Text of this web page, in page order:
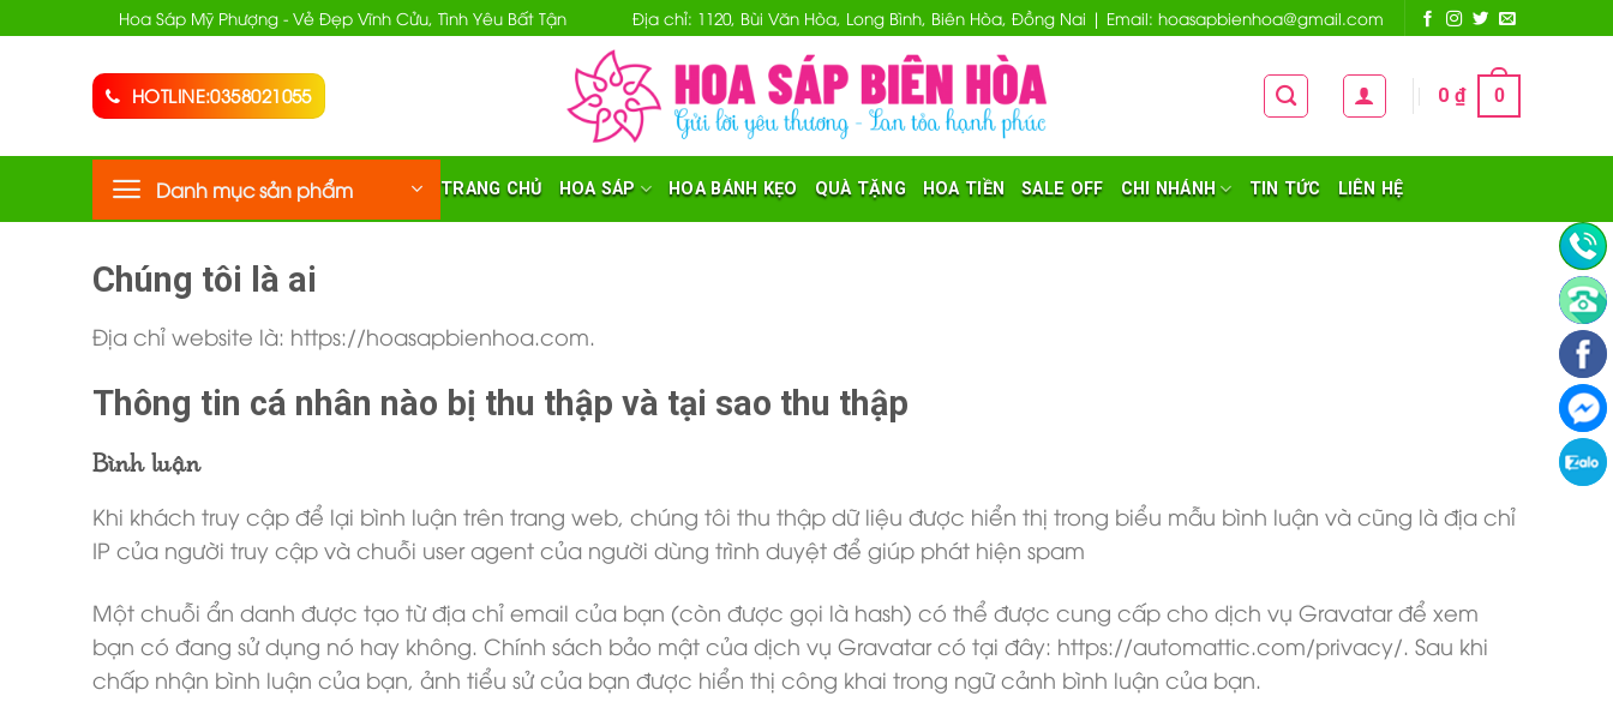
Hoa Sáp Mỹ Phượng - Vẻ Đẹp Vĩnh Cửu, Tình Yêu Bất Tận Địa chỉ: 1120, Bùi Văn Hòa, Long Bình, Biên Hòa, Đồng Nai | Email: hoasapbienhoa@gmail.com
HOTLINE:0358021055 0₫ 0
Danh mục sản phẩm TRANG CHỦ HOA SÁP HOA BÁNH KẸO QUÀ TẶNG HOA TIỀN SALE OFF CHI NHÁNH TIN TỨC LIÊN HỆ
Chúng tôi là ai
Địa chỉ website là: https://hoasapbienhoa.com.
Thông tin cá nhân nào bị thu thập và tại sao thu thập
Bình luận
Khi khách truy cập để lại bình luận trên trang web, chúng tôi thu thập dữ liệu được hiển thị trong biểu mẫu bình luận và cũng là địa chỉ
IP của người truy cập và chuỗi user agent của người dùng trình duyệt để giúp phát hiện spam
Một chuỗi ẩn danh được tạo từ địa chỉ email của bạn (còn được gọi là hash) có thể được cung cấp cho dịch vụ Gravatar để xem
bạn có đang sử dụng nó hay không. Chính sách bảo mật của dịch vụ Gravatar có tại đây: https://automattic.com/privacy/. Sau khi
chấp nhận bình luận của bạn, ảnh tiểu sử của bạn được hiển thị công khai trong ngữ cảnh bình luận của bạn.